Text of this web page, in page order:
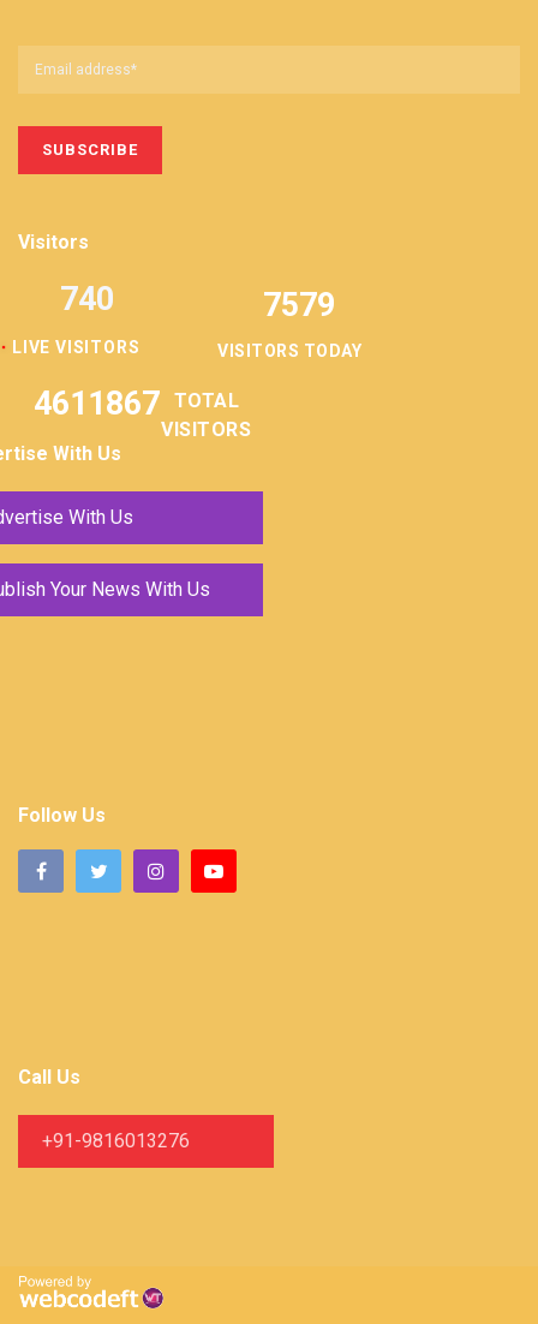
Visitors
LIVE VISITORS
740 7579
VISITORS TODAY
4611867
TOTAL
VISITORS
With Us
With Us
Your News With Us
Follow Us
Call Us
+91-9816013276